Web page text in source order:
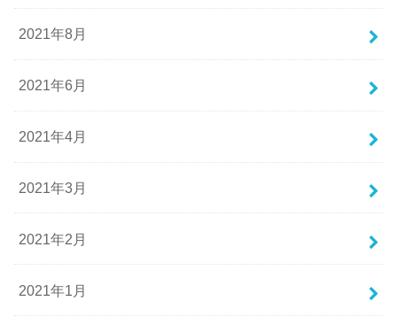
2021年8月
2021年6月
2021年4月
2021年3月
2021年2月
2021年1月